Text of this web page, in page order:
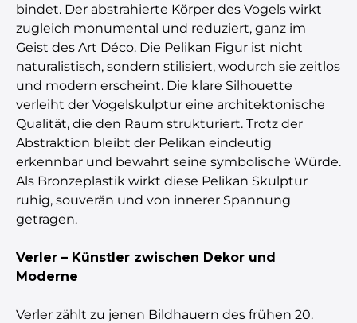
bindet. Der abstrahierte Körper des Vogels wirkt
zugleich monumental und reduziert, ganz im
Geist des Art Déco. Die Pelikan Figur ist nicht
naturalistisch, sondern stilisiert, wodurch sie zeitlos
und modern erscheint. Die klare Silhouette
verleiht der Vogelskulptur eine architektonische
Qualität, die den Raum strukturiert. Trotz der
Abstraktion bleibt der Pelikan eindeutig
erkennbar und bewahrt seine symbolische Würde.
Als Bronzeplastik wirkt diese Pelikan Skulptur
ruhig, souverän und von innerer Spannung
getragen.
Verler – Künstler zwischen Dekor und
Moderne
Verler zählt zu jenen Bildhauern des frühen 20.